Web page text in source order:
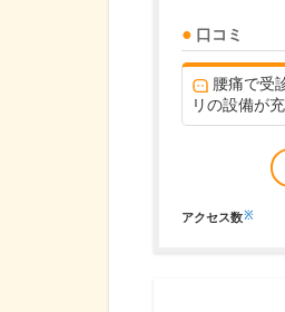
口コミ
腰痛で受
リの設備が
アクセス数※